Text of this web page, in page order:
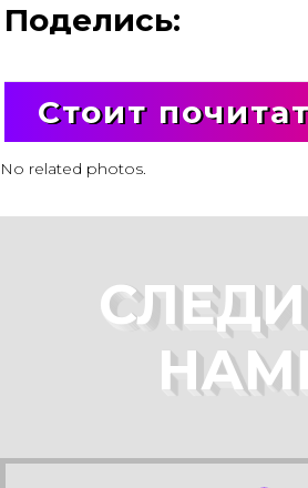
Поделись:
Стоит
No related photos.